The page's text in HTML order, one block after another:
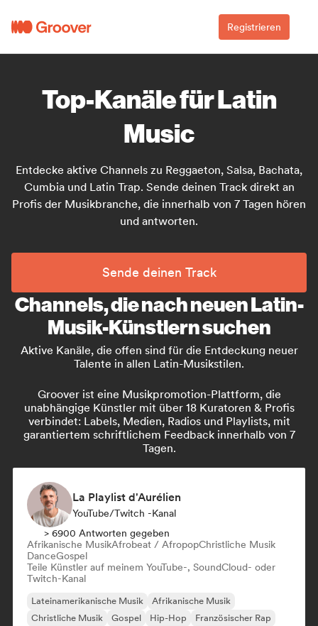
Registrieren
Top-Kanäle für Latin
Music
Entdecke aktive Channels zu Reggaeton, Salsa, Bachata,
Cumbia und Latin Trap. Sende deinen Track direkt an
Profis der Musikbranche, die innerhalb von 7 Tagen hören
und antworten.
Sende deinen Track
Channels, die nach neuen Latin-
Musik-Künstlern suchen
Aktive Kanäle, die offen sind für die Entdeckung neuer
Talente in allen Latin-Musikstilen.
Groover ist eine Musikpromotion-Plattform, die
unabhängige Künstler mit über 18 Kuratoren & Profis
verbindet: Labels, Medien, Radios und Playlists, mit
garantiertem schriftlichem Feedback innerhalb von 7
Tagen.
La Playlist d'Aurélien
YouTube/Twitch -Kanal
> 6900 Antworten gegeben
Afrikanische MusikAfrobeat / AfropopChristliche Musik
DanceGospel
Teile Künstler auf meinem YouTube-, SoundCloud- oder
Twitch-Kanal
Lateinamerikanische Musik
Afrikanische Musik
Christliche Musik
Gospel Hip-Hop
Französischer Rap